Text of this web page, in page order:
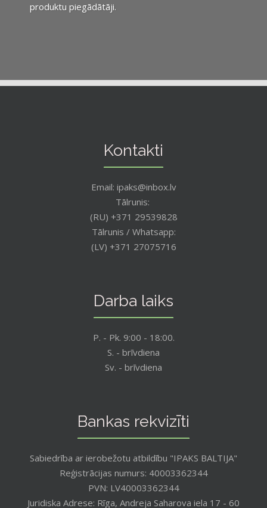
produktu piegādātāji.
Kontakti
Email: ipaks@inbox.lv
Tālrunis:
(RU) +371 29539828
Tālrunis / Whatsapp:
(LV) +371 27075716
Darba laiks
P. - Pk. 9:00 - 18:00.
S. - brīvdiena
Sv. - brīvdiena
Bankas rekvizīti
Sabiedrība ar ierobežotu atbildību "IPAKS BALTIJA"
Reģistrācijas numurs: 40003362344
PVN: LV40003362344
Juridiska Adrese: Rīga, Andreja Saharova iela 17 - 60